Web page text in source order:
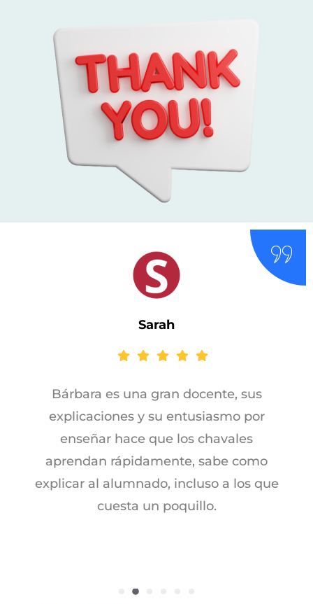
Sarah
Bárbara es una gran docente, sus
explicaciones y su entusiasmo por
enseñar hace que los chavales
aprendan rápidamente, sabe como
explicar al alumnado, incluso a los que
cuesta un poquillo.